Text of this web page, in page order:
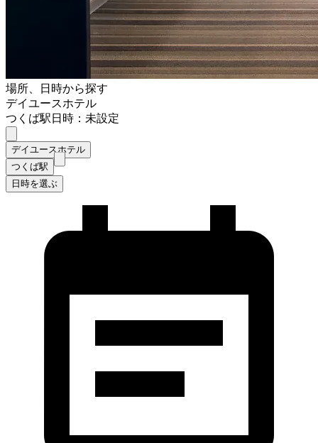
場所、日時から探す
デイユースホテル
つくば駅日時：未設定
デイユースホテル
つくば駅
日時を選ぶ